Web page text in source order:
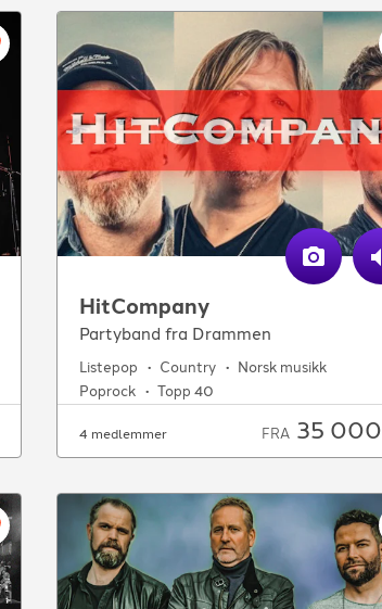
HitCompany
Partyband fra Drammen
Listepop Country
Norsk musikk
Poprock
Topp 40
4 medlemmer FRA 35 000